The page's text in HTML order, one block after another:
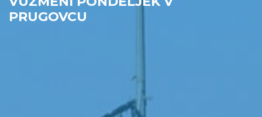
PRUGOVCU